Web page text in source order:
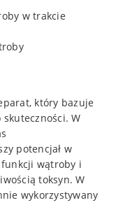
w trakcie
który bazuje
W
potencjał w
wątroby i
toksyn. W
wykorzystywany